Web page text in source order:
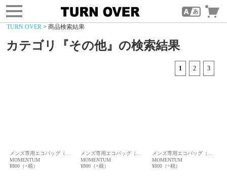
toggle
TURN OVER > 商品検索結果
カテゴリ『その他』の検索結果
1 2 3
メンズ専用エコバッグ（…
MOMENTUM
¥800（+税）
メンズ専用エコバッグ（…
MOMENTUM
¥800（+税）
メンズ専用エコバッグ（…
MOMENTUM
¥800（+税）